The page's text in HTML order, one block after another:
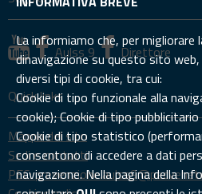
Aulss 9 Direttore
Quick links
Mappa del sito
Sedi e contatti
PEC:
La informiamo che, per migliorare
dinavigazione su questo sito
diversi tipi di cookie, tra cui:
Cookie di tipo funzionale alla
cookie); Cookie di tipo
Cookie di tipo statistico
consentono di accedere a dati
navigazione. Nella pagina della